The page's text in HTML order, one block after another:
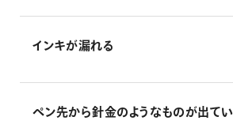
書けなくなったボールペンを復活させる方法は
インキが漏れる
インキが漏れる要因
ペン先から針金のようなものが出て